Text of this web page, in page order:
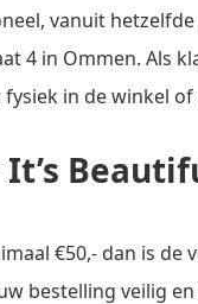
vanuit hetzelfde
4 in Ommen. Als
in de winkel of
€50,- dan is de
bestelling veilig